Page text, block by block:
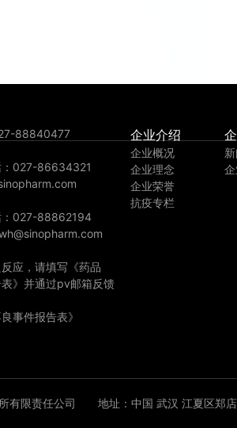
88840477
：027-86634321
：027-88862194
应，请填写《药品
》并通过pv邮箱反馈
事件报告表》
企业介绍
企业概况
企业理念
企业荣誉
抗疫专栏
所有限责任公司 地址：中国 武汉 江夏区